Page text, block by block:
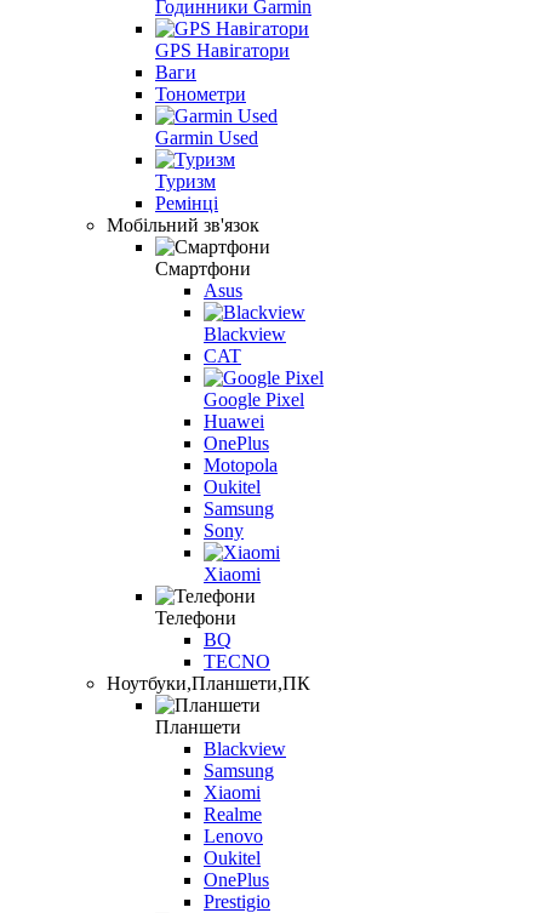
Годинники Garmin
GPS Навігатори
Ваги
Тонометри
Garmin Used
Туризм
Ремінці
Мобільний зв'язок
Смартфони
Asus
Blackview
CAT
Google Pixel
Huawei
OnePlus
Motopola
Oukitel
Samsung
Sony
Xiaomi
Телефони
BQ
TECNO
Ноутбуки,Планшети,ПК
Планшети
Blackview
Samsung
Xiaomi
Realme
Lenovo
Oukitel
OnePlus
Prestigio